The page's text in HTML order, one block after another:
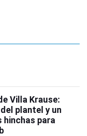
Villa Krause:
plantel y un
hinchas para